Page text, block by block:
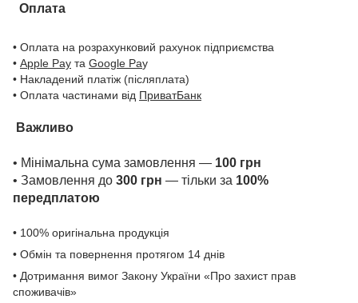
Оплата
• Оплата на розрахунковий рахунок підприємства
• Apple Pay та Google Pay
• Накладений платіж (післяплата)
• Оплата частинами від ПриватБанк
Важливо
• Мінімальна сума замовлення — 100 грн
• Замовлення до 300 грн — тільки за 100%
передплатою
• 100% оригінальна продукція
• Обмін та повернення протягом 14 днів
• Дотримання вимог Закону України «Про захист прав
споживачів»